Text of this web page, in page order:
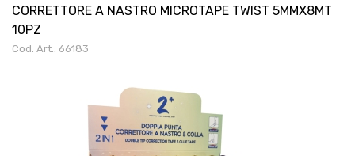
CORRETTORE A NASTRO MICROTAPE TWIST 5MMX8MT
10PZ
Cod. Art.: 66183